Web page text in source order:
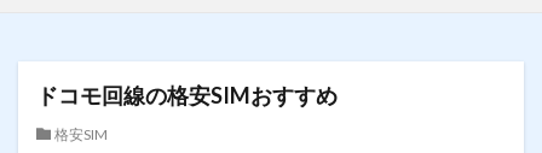
ドコモ回線の格安SIMおすすめ
格安SIM